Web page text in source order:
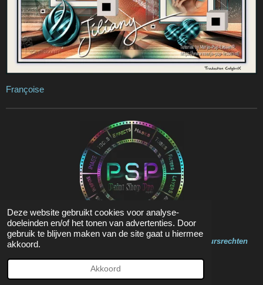
Deze website gebruikt cookies voor analyse-
doeleinden en/of het tonen van advertenties. Door
gebruik te blijven maken van de site gaat u hiermee
akkoord.
Akkoord
Françoise
Op de inhoud van deze website zit Copyright en Auteursrechten